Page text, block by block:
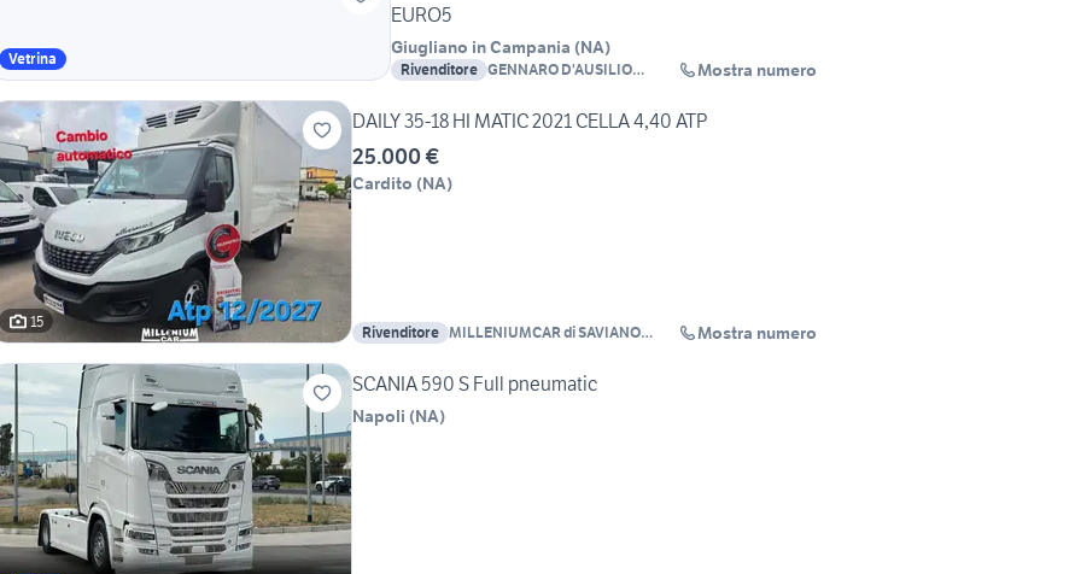
Vetrina
EURO5
Giugliano in Campania (NA)
Rivenditore GENNARO D'AUSILIO
Mostra numero
15
DAILY 35-18 HI MATIC 2021 CELLA 4,40 ATP
25.000 €
Cardito (NA)
Rivenditore MILLENIUMCAR di SAVIANO
Mostra numero
SCANIA 590 S Full pneumatic
Napoli (NA)